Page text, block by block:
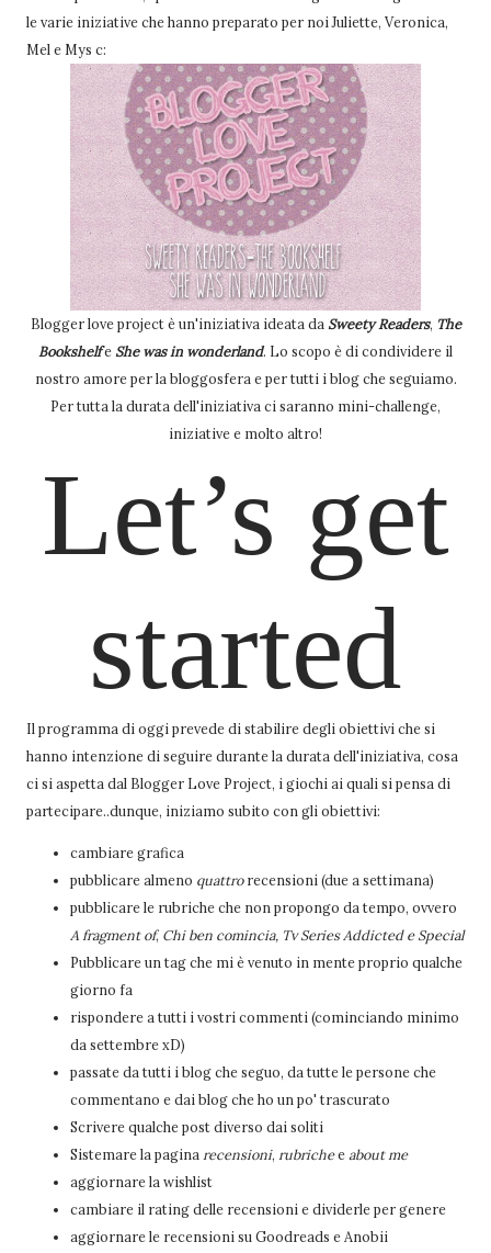
le varie iniziative che hanno preparato per noi Juliette, Veronica,
Mel e Mys c:
Blogger love project è un'iniziativa ideata da Sweety Readers, The
Bookshelfe She was in wonderland. Lo scopo è di condividere il
nostro amore per la bloggosfera e per tutti i blog che seguiamo.
Per tutta la durata dell'iniziativa ci saranno mini-challenge,
iniziative e molto altro!
Let’s get
started
Il programma di oggi prevede di stabilire degli obiettivi che si
hanno intenzione di seguire durante la durata dell'iniziativa, cosa
ci si aspetta dal Blogger Love Project, i giochi ai quali si pensa di
partecipare..dunque, iniziamo subito con gli obiettivi:
cambiare grafica
pubblicare almeno quattrorecensioni (due a settimana)
pubblicare le rubriche che non propongo da tempo, ovvero
A fragment of, Chi ben comincia, Tv Series Addicted e Special
Pubblicare un tag che mi è venuto in mente proprio qualche
giorno fa
rispondere a tutti i vostri commenti (cominciando minimo
da settembre xD)
passate da tutti i blog che seguo, da tutte le persone che
commentano e dai blog che ho un po' trascurato
Scrivere qualche post diverso dai soliti
Sistemare la pagina recensioni, rubricheeabout me
aggiornare la wishlist
cambiare il rating delle recensioni e dividerle per genere
aggiornare le recensioni su Goodreads e Anobii